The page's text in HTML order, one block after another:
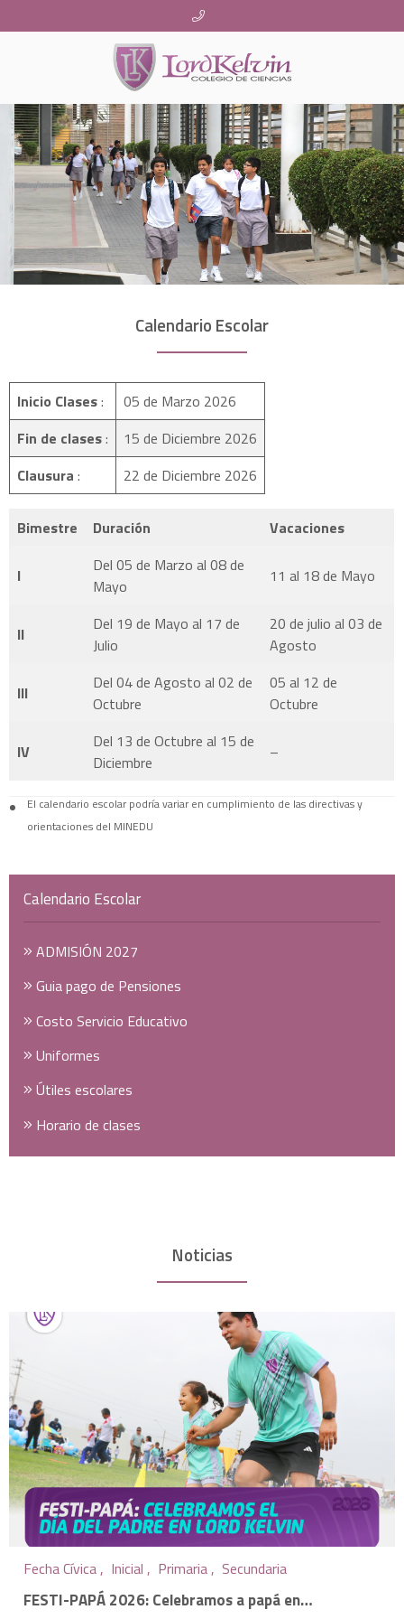
Calendario Escolar
Inicio Clases:
05 de Marzo 2026
Fin de clases:
15 de Diciembre 2026
Clausura : 22 de Diciembre 2026
Bimestre Duración Vacaciones
I
Del 05 de Marzo al 08 de
Mayo
11 al 18 de Mayo
II
Del 19 de Mayo al 17 de
Julio
20 de julio al 03 de
Agosto
III
Del 04 de Agosto al 02 de
Octubre
05 al 12 de
Octubre
IV
Del 13 de Octubre al 15 de
Diciembre
–
El calendario escolar podría variar en cumplimiento de las directivas y
orientaciones del MINEDU
Calendario Escolar
ADMISIÓN 2027
Guia pago de Pensiones
Costo Servicio Educativo
Uniformes
Útiles escolares
Horario de clases
Noticias
Fecha Cívica , Inicial , Primaria , Secundaria
FESTI-PAPÁ 2026: Celebramos a papá en…